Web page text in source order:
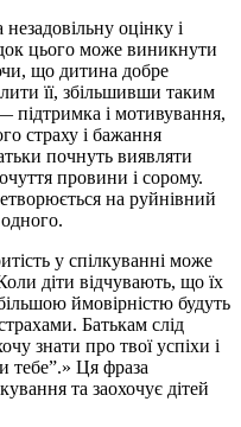
оцінку і
цього може виникнути
що дитина добре
її, збільшивши таким
і мотивування,
страху і бажання
почнуть виявляти
провини і сорому.
на руйнівний
у спілкуванні може
діти відчувають, що їх
ймовірністю будуть
Батькам слід
знати про твої успіхи і
тебе”.» Ця фраза
та заохочує дітей